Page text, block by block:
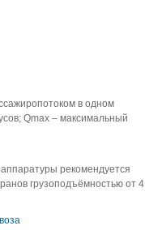
в одном
Qmax – максимальный
рекомендуется
грузоподъёмностью от 4